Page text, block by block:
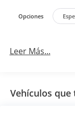
Opciones
Leer Más...
Vehículos